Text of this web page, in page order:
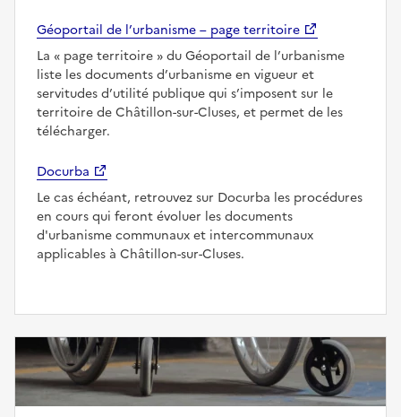
Géoportail de l’urbanisme – page territoire
La
page territoire
du Géoportail de l’urbanisme
liste les documents d’urbanisme en vigueur et
servitudes d’utilité publique qui s’imposent sur le
territoire de Châtillon-sur-Cluses, et permet de les
télécharger.
Docurba
Le cas échéant, retrouvez sur Docurba les procédures
en cours qui feront évoluer les documents
d'urbanisme communaux et intercommunaux
applicables à Châtillon-sur-Cluses.